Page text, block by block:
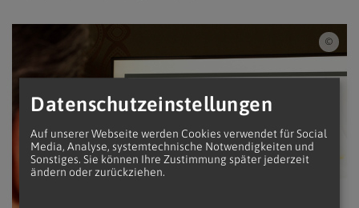
Datenschutzeinstellungen
Auf unserer Webseite werden Cookies verwendet für Social
Media, Analyse, systemtechnische Notwendigkeiten und
Sonstiges. Sie können Ihre Zustimmung später jederzeit
ändern oder zurückziehen.